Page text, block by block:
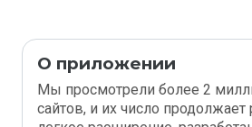
О приложении
Мы просмотрели более 2
сайтов, и их число продолжает